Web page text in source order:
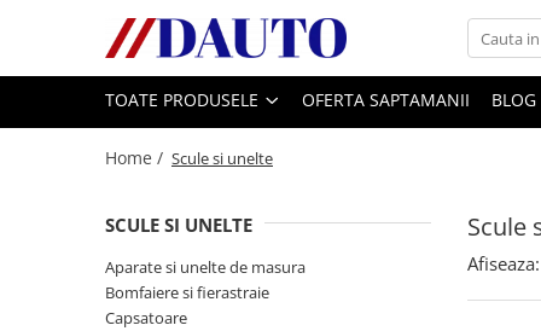
Toate Produsele
Bullbare, Suporti lumini camioane
Accesorii inox
TOATE PRODUSELE OFERTA SAPTAMANII BLOG
Home / Scule si unelte
Scule
SCULE SI UNELTE
Aparate si unelte de masura
Bomfaiere si fierastraie
Capsatoare
Afiseaza: